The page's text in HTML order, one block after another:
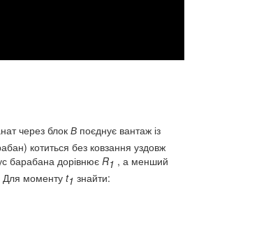
через блок Впоєднує вантаж із
котиться без ковзання уздовж
барабана дорівнює R1 , а менший
Для моментуt1 знайти: